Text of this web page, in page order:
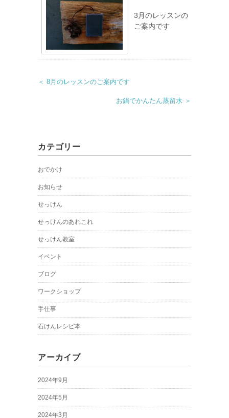
3月のレッスンの
ご案内です
＜ 8月のレッスンのご案内です
お鍋でかんたん蒸留水 ＞
カテゴリー
おでかけ
お知らせ
せっけん
せっけんのあれこれ
せっけん教室
イベント
ブログ
ワークショップ
手仕事
石けんレシピ本
アーカイブ
2024年9月
2024年5月
2024年3月